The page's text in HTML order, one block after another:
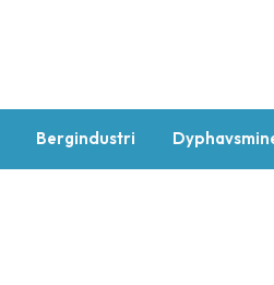
Bergindustri